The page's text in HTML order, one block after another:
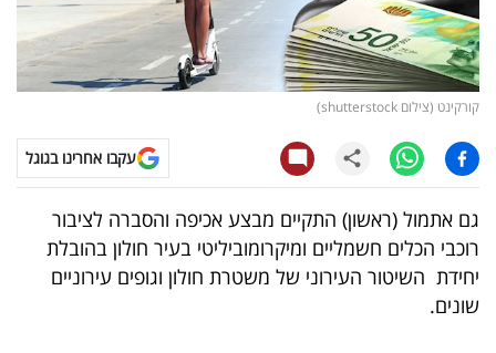
עסקית
קריפטו
ויראלי
טלוויזיה
עסקי
ספורט
קורקינט (צילום shutterstock)
עקבו אחרינו בגוגל
גם ​​אתמול (ראשון) התקיים מבצע אכיפה והסברה לציבור
רוכבי הכלים חשמליים ומיקרומוביליטי בעיר חולון בהובלת
יחידת השיטור העירוני של משטרת חולון וגופים עירוניים
שונים.